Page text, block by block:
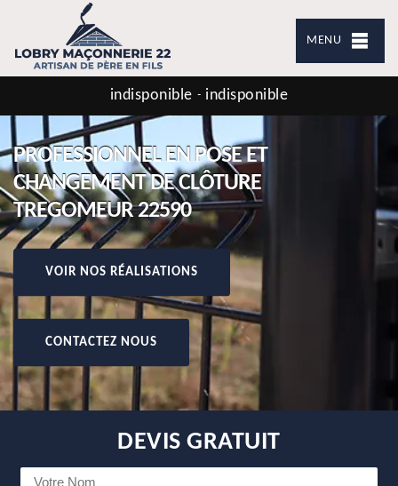
MENU
indisponible - indisponible
PROFESSIONNEL EN POSE ET
CHANGEMENT DE CLÔTURE
TREGOMEUR 22590
VOIR NOS RÉALISATIONS
CONTACTEZ NOUS
DEVIS GRATUIT